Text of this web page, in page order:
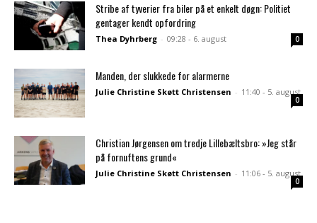
Stribe af tyverier fra biler på et enkelt døgn: Politiet
gentager kendt opfordring
Thea Dyhrberg - 09:28 - 6. august 0
Manden, der slukkede for alarmerne
Julie Christine Skøtt Christensen - 11:40 - 5. august
0
Christian Jørgensen om tredje Lillebæltsbro: »Jeg står
på fornuftens grund«
Julie Christine Skøtt Christensen - 11:06 - 5. august
0